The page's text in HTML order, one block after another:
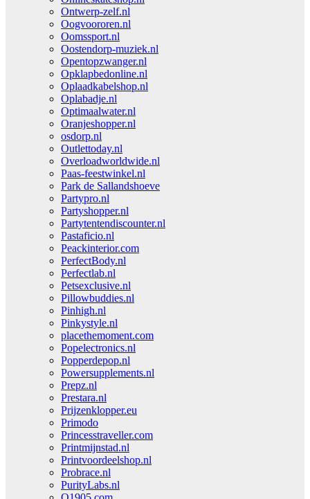
Ontwerp-zelf.nl
Oogvoororen.nl
Oomssport.nl
Oostendorp-muziek.nl
Opentopzwanger.nl
Opklapbedonline.nl
Oplaadkabelshop.nl
Oplabadje.nl
Optimaalwater.nl
Oranjeshopper.nl
osdorp.nl
Outlettoday.nl
Overloadworldwide.nl
Paas-feestwinkel.nl
Park de Sallandshoeve
Partypro.nl
Partyshopper.nl
Partytentendiscounter.nl
Pastaficio.nl
Peackinterior.com
PerfectBody.nl
Perfectlab.nl
Petsexclusive.nl
Pillowbuddies.nl
Pinhigh.nl
Pinkystyle.nl
placethemoment.com
Popelectronics.nl
Popperdepop.nl
Powersupplements.nl
Prepz.nl
Prestara.nl
Prijzenklopper.eu
Primodo
Princesstraveller.com
Printmijnstad.nl
Printvoordeelshop.nl
Probrace.nl
PurityLabs.nl